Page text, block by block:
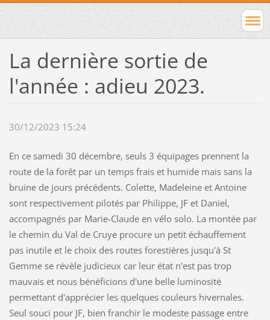
La dernière sortie de
l'année : adieu 2023.
30/12/2023 15:24
En ce samedi 30 décembre, seuls 3 équipages prennent la
route de la forêt par un temps frais et humide mais sans la
bruine de jours précédents. Colette, Madeleine et Antoine
sont respectivement pilotés par Philippe, JF et Daniel,
accompagnés par Marie-Claude en vélo solo. La montée par
le chemin du Val de Cruye procure un petit échauffement
pas inutile et le choix des routes forestières jusqu'à St
Gemme se révèle judicieux car leur état n'est pas trop
mauvais et nous bénéficions d'une belle luminosité
permettant d'apprécier les quelques couleurs hivernales.
Seul souci pour JF, bien franchir le modeste passage entre